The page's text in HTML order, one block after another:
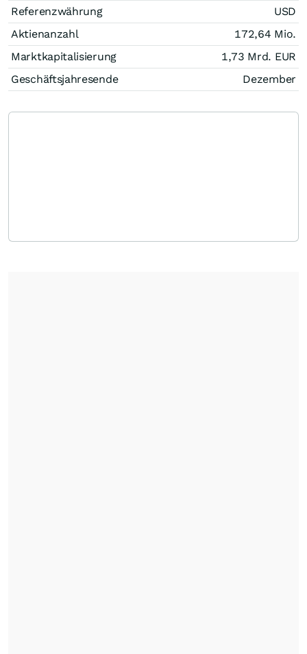
Referenzwährung
USD
Aktienanzahl
172,64 Mio.
Marktkapitalisierung
1,73 Mrd. EUR
Geschäftsjahresende
Dezember